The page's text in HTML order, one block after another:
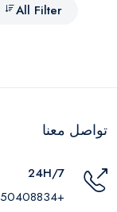
All Filter
تواصل معنا
24H/7
+201050408834